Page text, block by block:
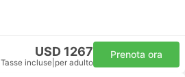
USD 1267
Tasse incluse per adulto
Prenota ora